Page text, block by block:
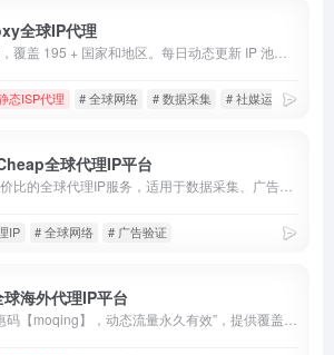
全球IP代理
态ISP代理 # 全球网络 # 数据采集 # 社媒运营
全球代理IP平台
IP # 全球网络 # 广告验证
球海外代理IP平台